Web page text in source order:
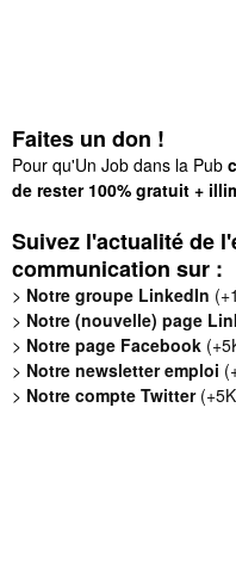
Faites un don !
Pour qu'Un Job dans la Pub
de rester 100% gratuit +
Suivez l'actualité de
communication sur :
> Notre groupe LinkedIn
> Notre (nouvelle) page
> Notre page Facebook
> Notre newsletter emploi
> Notre compte Twitter